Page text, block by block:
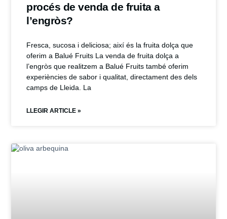
procés de venda de fruita a
l’engròs?
Fresca, sucosa i deliciosa; així és la fruita dolça que
oferim a Balué Fruits La venda de fruita dolça a
l’engròs que realitzem a Balué Fruits també oferim
experiències de sabor i qualitat, directament des dels
camps de Lleida. La
LLEGIR ARTICLE »